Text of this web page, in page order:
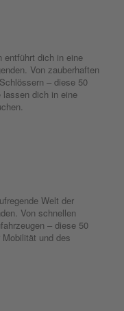
entführt dich in eine
Von zauberhaften
– diese 50
lassen dich in eine
Welt der
Von schnellen
– diese 50
und des